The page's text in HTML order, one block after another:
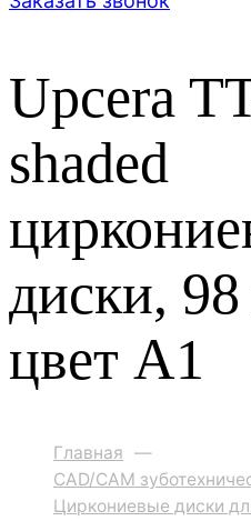
Upcera
shaded
диски,
цвет A1
Главная —
CAD/CAM
Циркониевые диски